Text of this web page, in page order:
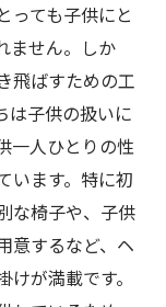
っても子供にと
ません。しか
飛ばすための工
は子供の扱いに
一人ひとりの性
います。特に初
な椅子や、子供
意するなど、ヘ
が満載です。